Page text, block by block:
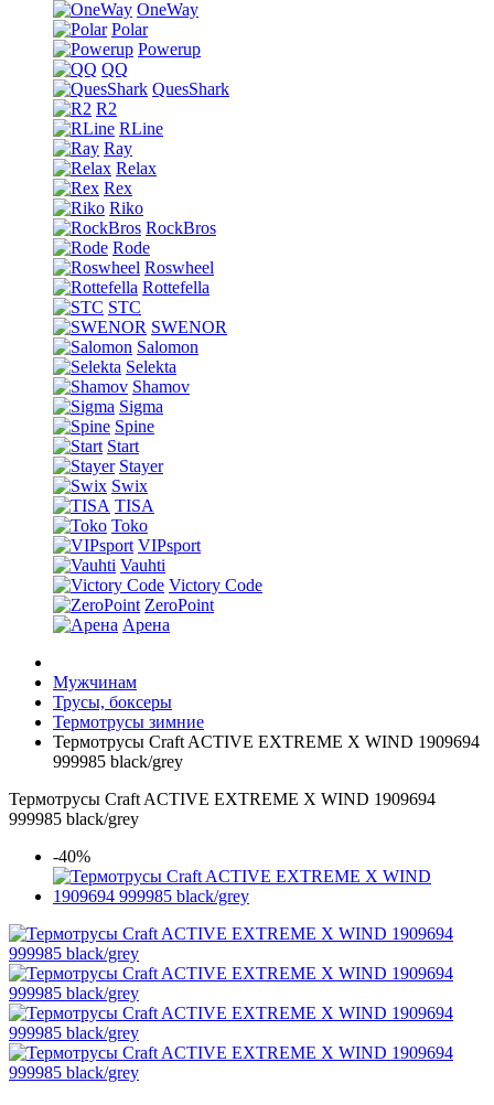
OneWay
Polar
Powerup
QQ
QuesShark
R2
RLine
Ray
Relax
Rex
Riko
RockBros
Rode
Roswheel
Rottefella
STC
SWENOR
Salomon
Selekta
Shamov
Sigma
Spine
Start
Stayer
Swix
TISA
Toko
VIPsport
Vauhti
Victory Code
ZeroPoint
Арена
Мужчинам
Трусы, боксеры
Термотрусы зимние
Термотрусы Craft ACTIVE EXTREME X WIND 1909694
999985 black/grey
Термотрусы Craft ACTIVE EXTREME X WIND 1909694
999985 black/grey
-40%